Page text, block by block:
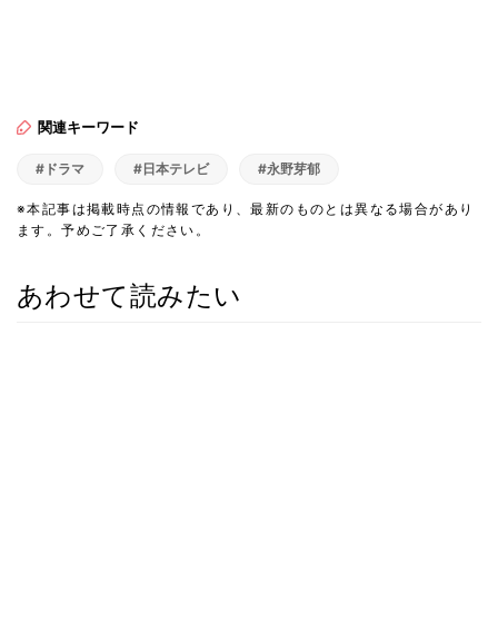
関連キーワード
#ドラマ #日本テレビ #永野芽郁
※本記事は掲載時点の情報であり、最新のものとは異なる場合があり
ます。予めご了承ください。
あわせて読みたい